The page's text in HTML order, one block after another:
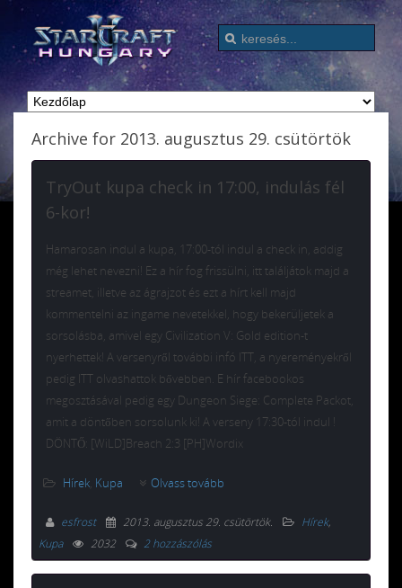
Archive for 2013. augusztus 29. csütörtök
TryOut kupa check in 17:00, indulás fél
6-kor!
Hamarosan indul a kupa, 17:00-tól indul a check in, addig
még lehet nevezni! Ez a hír fog frissülni, itt találjátok majd a
streamet, illetve az ágrajzot és ezt a hírt kell majd
kommentelni az ingame nevetekkel, hogy bekerüljetek a
sorsolásba, amivel egy Civilization V: Gold edition-t
nyerhettek! A versenyről további infó ITT, a nyereményekről
pedig ITT olvashattok bővebben. E hír facebookos
megosztásával pedig egy Dungeon Siege: Complete Packot,
amit a döntőben sorsolunk ki! A verseny 17:30-tól indul !
DÖNTŐ: [WiLD]Breach 2:3 [PH]Wordix
Hírek, Kupa Olvass tovább
esfrost 2013. augusztus 29. csütörtök. Hírek,
Kupa
2032 2 hozzászólás